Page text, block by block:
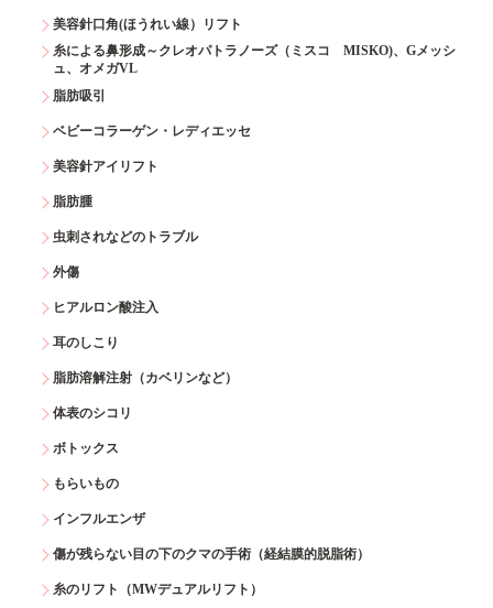
美容針口角(ほうれい線）リフト
糸による鼻形成～クレオパトラノーズ（ミスコ MISKO)、Gメッシ
ュ、オメガVL
脂肪吸引
ベビーコラーゲン・レディエッセ
美容針アイリフト
脂肪腫
虫刺されなどのトラブル
外傷
ヒアルロン酸注入
耳のしこり
脂肪溶解注射（カベリンなど）
体表のシコリ
ボトックス
もらいもの
インフルエンザ
傷が残らない目の下のクマの手術（経結膜的脱脂術）
糸のリフト（MWデュアルリフト）